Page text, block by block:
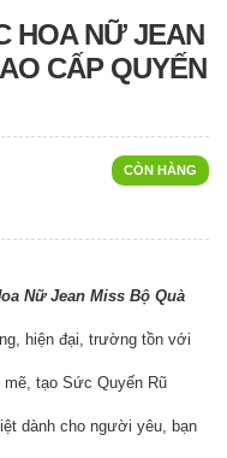
HOA NỮ JEAN
CẤP QUYẾN
CÒN HÀNG
Nữ Jean Miss Bộ Quà
hiện đại, trường tồn với
tạo Sức Quyến Rũ
dành cho người yêu, bạn